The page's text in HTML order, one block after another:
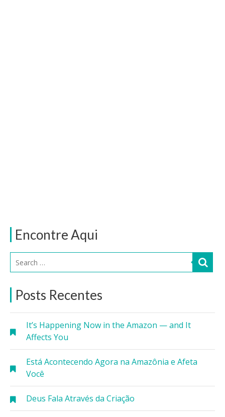
Encontre Aqui
Posts Recentes
It’s Happening Now in the Amazon — and It
Affects You
Está Acontecendo Agora na Amazônia e Afeta
Você
Deus Fala Através da Criação